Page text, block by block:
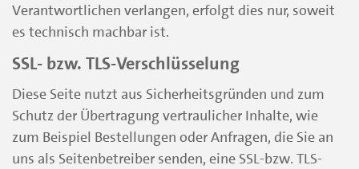
Verantwortlichen verlangen, erfolgt dies nur, soweit
es technisch machbar ist.
SSL- bzw. TLS-Verschlüsselung
Diese Seite nutzt aus Sicherheitsgründen und zum
Schutz der Übertragung vertraulicher Inhalte, wie
zum Beispiel Bestellungen oder Anfragen, die Sie an
uns als Seitenbetreiber senden, eine SSL-bzw. TLS-